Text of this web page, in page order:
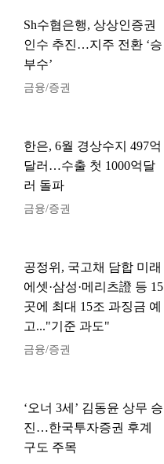
Sh수협은행, 상상인증권
인수 추진…지주 전환 ‘승
부수’
금융/증권
한은, 6월 경상수지 497억
달러…수출 첫 1000억달
러 돌파
금융/증권
공정위, 국고채 담합 미래
에셋·삼성·메리츠證 등 15
곳에 최대 15조 과징금 예
고..."기준 과도"
금융/증권
‘오너 3세’ 김동윤 상무 승
진…한국투자증권 후계
구도 주목